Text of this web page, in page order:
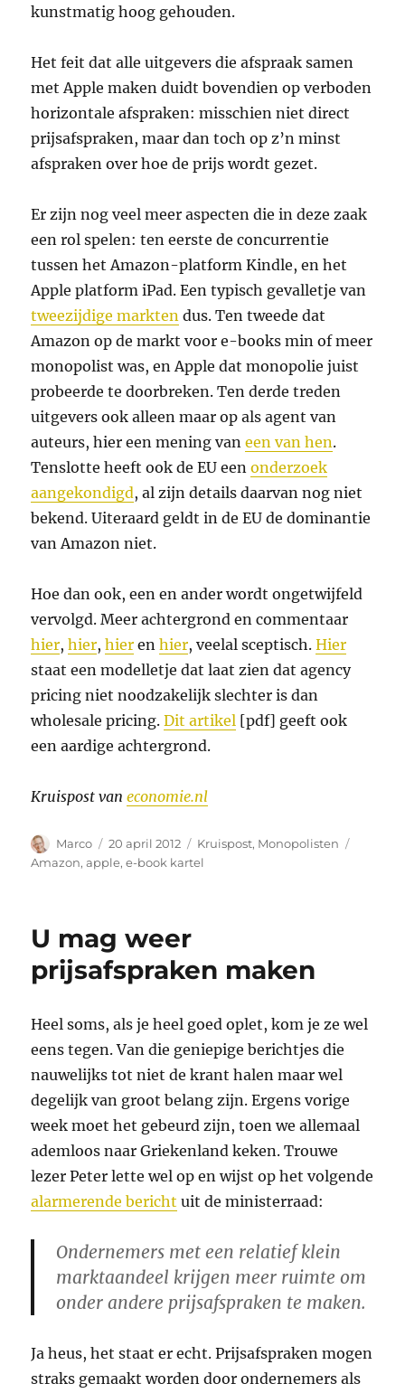
kunstmatig hoog gehouden.
Het feit dat alle uitgevers die afspraak samen
met Apple maken duidt bovendien op verboden
horizontale afspraken: misschien niet direct
prijsafspraken, maar dan toch op z’n minst
afspraken over hoe de prijs wordt gezet.
Er zijn nog veel meer aspecten die in deze zaak
een rol spelen: ten eerste de concurrentie
tussen het Amazon-platform Kindle, en het
Apple platform iPad. Een typisch gevalletje van
tweezijdige markten dus. Ten tweede dat
Amazon op de markt voor e-books min of meer
monopolist was, en Apple dat monopolie juist
probeerde te doorbreken. Ten derde treden
uitgevers ook alleen maar op als agent van
auteurs, hier een mening vaneen van hen.
Tenslotte heeft ook de EU eenonderzoek
aangekondigd, al zijn details daarvan nog niet
bekend. Uiteraard geldt in de EU de dominantie
van Amazon niet.
Hoe dan ook, een en ander wordt ongetwijfeld
vervolgd. Meer achtergrond en commentaar
hier,hier,hier enhier, veelal sceptisch.Hier
staat een modelletje dat laat zien dat agency
pricing niet noodzakelijk slechter is dan
wholesale pricing.Dit artikel [pdf] geeft ook
een aardige achtergrond.
Kruispost vaneconomie.nl
Auteur
Marco
Geplaatst
op
20 april 2012 Categorieën
Kruispost, Monopolisten
Amazon,apple,e-book kartel
U mag weer
prijsafspraken maken
Heel soms, als je heel goed oplet, kom je ze wel
eens tegen. Van die geniepige berichtjes die
nauwelijks tot niet de krant halen maar wel
degelijk van groot belang zijn. Ergens vorige
week moet het gebeurd zijn, toen we allemaal
ademloos naar Griekenland keken. Trouwe
lezer Peter lette wel op en wijst op het volgende
alarmerende bericht uit de ministerraad:
Ondernemers met een relatief klein
marktaandeel krijgen meer ruimte om
onder andere prijsafspraken te maken.
Ja heus, het staat er echt. Prijsafspraken mogen
straks gemaakt worden door ondernemers als